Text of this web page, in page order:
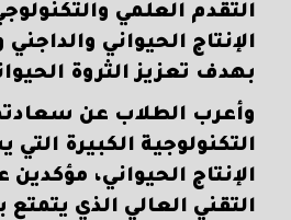
التقدم العلمي
الإنتاج الحيواني
بهدف تعزيز الثروة
وأعرب الطلاب عن
التكنولوجية الكبيرة
الإنتاج الحيواني،
التقني العالي الذي